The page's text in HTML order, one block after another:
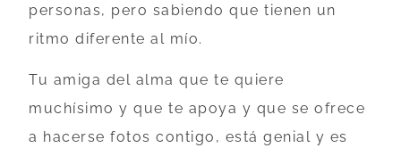
personas, pero sabiendo que tienen un
ritmo diferente al mío.
Tu amiga del alma que te quiere
muchísimo y que te apoya y que se ofrece
a hacerse fotos contigo, está genial y es